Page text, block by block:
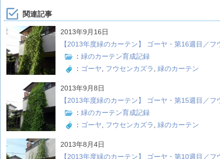
関連記事
2013年9月16日
【2013年度緑のカーテン】 ゴーヤ・第16週目／
： 緑のカーテン育成記録
： ゴーヤ, フウセンカズラ, 緑のカーテン
2013年9月8日
【2013年度緑のカーテン】 ゴーヤ・第15週目／
： 緑のカーテン育成記録
： ゴーヤ, フウセンカズラ, 緑のカーテン
2013年8月4日
【2013年度緑のカーテン】 ゴーヤ・第10週目／